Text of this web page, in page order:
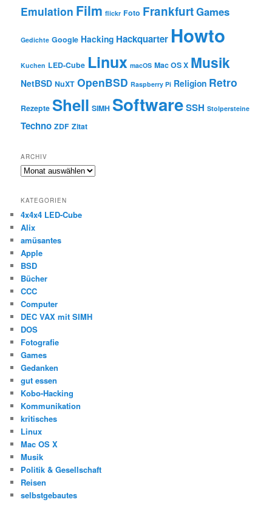
Emulation Film flickr Foto FrankfurtGames
Gedichte Google Hacking Hackquarter Howto
Kuchen LED-Cube Linux macOS Mac OS X Musik
NetBSD NuXT OpenBSD Raspberry Pi Religion Retro
Rezepte Shell SIMH SoftwareSSH Stolpersteine
Techno ZDF Zitat
ARCHIV
Archiv
KATEGORIEN
4x4x4 LED-Cube
Alix
amüsantes
Apple
BSD
Bücher
CCC
Computer
DEC VAX mit SIMH
DOS
Fotografie
Games
Gedanken
gut essen
Kobo-Hacking
Kommunikation
kritisches
Linux
Mac OS X
Musik
Politik & Gesellschaft
Reisen
selbstgebautes